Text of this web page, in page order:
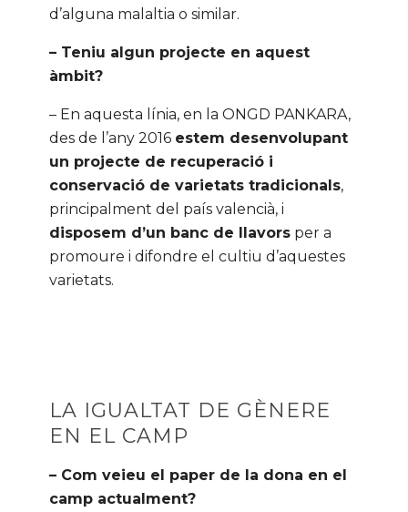
d’alguna malaltia o similar.
– Teniu algun projecte en aquest
àmbit?
– En aquesta línia, en la ONGD PANKARA,
des de l’any 2016 estem desenvolupant
un projecte de recuperació i
conservació de varietats tradicionals,
principalment del país valencià, i
disposem d’un banc de llavors per a
promoure i difondre el cultiu d’aquestes
varietats.
LA IGUALTAT DE GÈNERE
EN EL CAMP
– Com veieu el paper de la dona en el
camp actualment?